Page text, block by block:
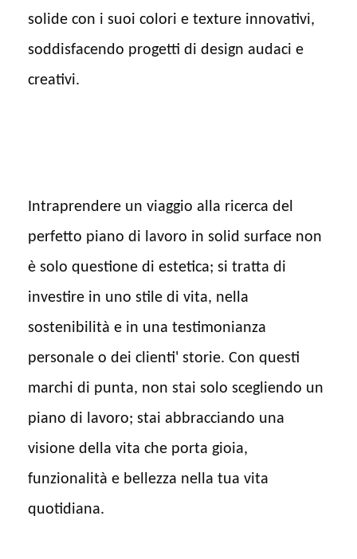
solide con i suoi colori e texture innovativi,
soddisfacendo progetti di design audaci e
creativi.
Intraprendere un viaggio alla ricerca del
perfetto piano di lavoro in solid surface non
è solo questione di estetica; si tratta di
investire in uno stile di vita, nella
sostenibilità e in una testimonianza
personale o dei clienti' storie. Con questi
marchi di punta, non stai solo scegliendo un
piano di lavoro; stai abbracciando una
visione della vita che porta gioia,
funzionalità e bellezza nella tua vita
quotidiana.